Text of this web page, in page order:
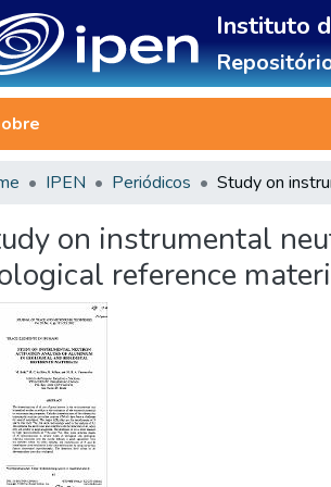
Instituto
IPEN Periódicos
on instrumental
reference